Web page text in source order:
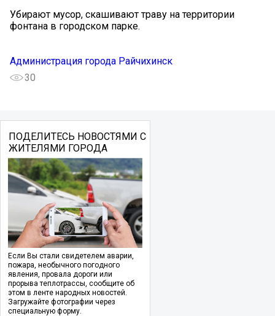
Убирают мусор, скашивают траву на территории
фонтана в городском парке.
Администрация города Райчихинск
30
ПОДЕЛИТЕСЬ НОВОСТЯМИ С
ЖИТЕЛЯМИ ГОРОДА
Если Вы стали свидетелем аварии,
пожара, необычного погодного
явления, провала дороги или
прорыва теплотрассы, сообщите об
этом в ленте народных новостей.
Загружайте фотографии через
специальную форму.